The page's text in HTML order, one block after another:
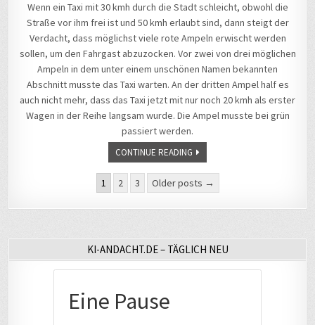
Wenn ein Taxi mit 30 kmh durch die Stadt schleicht, obwohl die
Straße vor ihm frei ist und 50 kmh erlaubt sind, dann steigt der
Verdacht, dass möglichst viele rote Ampeln erwischt werden
sollen, um den Fahrgast abzuzocken. Vor zwei von drei möglichen
Ampeln in dem unter einem unschönen Namen bekannten
Abschnitt musste das Taxi warten. An der dritten Ampel half es
auch nicht mehr, dass das Taxi jetzt mit nur noch 20 kmh als erster
Wagen in der Reihe langsam wurde. Die Ampel musste bei grün
passiert werden.
CONTINUE READING
Seitennummerierung
der
1 2 3 Older posts →
KI-ANDACHT.DE – TÄGLICH NEU